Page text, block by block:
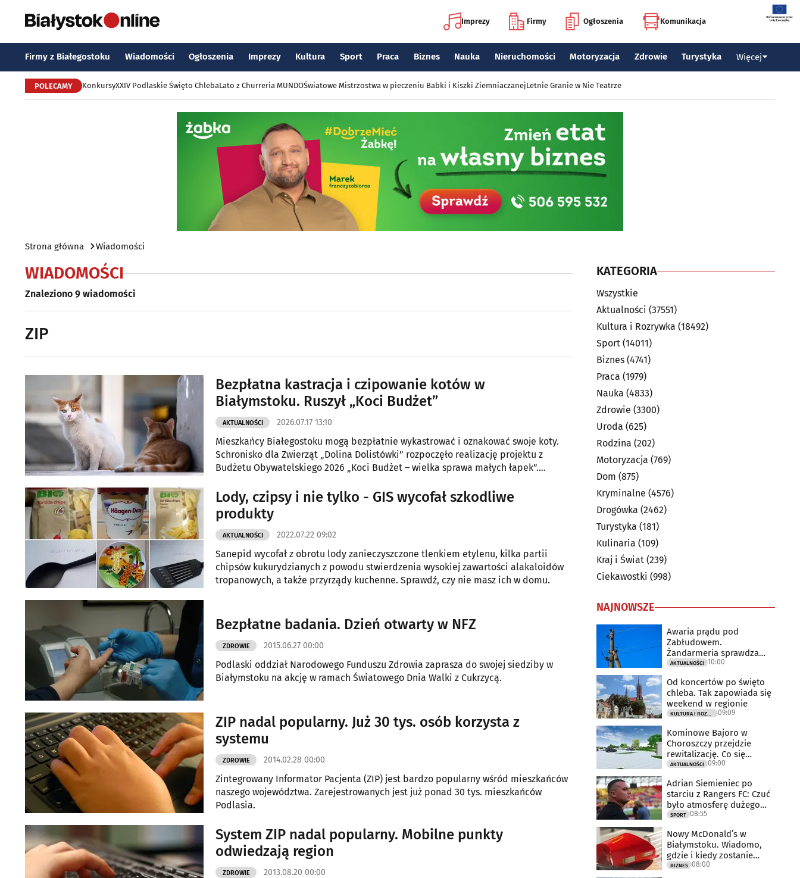
Imprezy Firmy Ogłoszenia Komunikacja
Firmy z Białegostoku Wiadomości Ogłoszenia Imprezy Kultura Sport Praca Biznes Nauka Nieruchomości Motoryzacja Zdrowie Turystyka Więcej
POLECAMY KonkursyXXIV Podlaskie Święto ChlebaLato z Churreria MUNDOŚwiatowe Mistrzostwa w pieczeniu Babki i Kiszki ZiemniaczanejLetnie Granie w Nie Teatrze
Strona główna Wiadomości
WIADOMOŚCI
Znaleziono 9 wiadomości
ZIP
Bezpłatna kastracja i czipowanie kotów w
Białymstoku. Ruszył „Koci Budżet”
AKTUALNOŚCI 2026.07.17 13:10
Mieszkańcy Białegostoku mogą bezpłatnie wykastrować i oznakować swoje koty.
Schronisko dla Zwierząt „Dolina Dolistówki” rozpoczęło realizację projektu z
Budżetu Obywatelskiego 2026 „Koci Budżet – wielka sprawa małych łapek”.
Lody, czipsy i nie tylko - GIS wycofał szkodliwe
produkty
AKTUALNOŚCI 2022.07.22 09:02
Sanepid wycofał z obrotu lody zanieczyszczone tlenkiem etylenu, kilka partii
chipsów kukurydzianych z powodu stwierdzenia wysokiej zawartości alakaloidów
tropanowych, a także przyrządy kuchenne. Sprawdź, czy nie masz ich w domu.
Bezpłatne badania. Dzień otwarty w NFZ
ZDROWIE 2015.06.27 00:00
Podlaski oddział Narodowego Funduszu Zdrowia zaprasza do swojej siedziby w
Białymstoku na akcję w ramach Światowego Dnia Walki z Cukrzycą.
ZIP nadal popularny. Już 30 tys. osób korzysta z
systemu
ZDROWIE 2014.02.28 00:00
Zintegrowany Informator Pacjenta (ZIP) jest bardzo popularny wśród mieszkańców
naszego województwa. Zarejestrowanych jest już ponad 30 tys. mieszkańców
Podlasia.
System ZIP nadal popularny. Mobilne punkty
odwiedzają region
ZDROWIE 2013.08.20 00:00
KATEGORIA
Wszystkie
Aktualności (37551)
Kultura i Rozrywka (18492)
Sport (14011)
Biznes (4741)
Praca (1979)
Nauka (4833)
Zdrowie (3300)
Uroda (625)
Rodzina (202)
Motoryzacja (769)
Dom (875)
Kryminalne (4576)
Drogówka (2462)
Turystyka (181)
Kulinaria (109)
Kraj i Świat (239)
Ciekawostki (998)
NAJNOWSZE
Awaria prądu pod
Zabłudowem.
Żandarmeria sprawdza
udział śmigłowca
AKTUALNOŚCI 10:00
Od koncertów po święto
chleba. Tak zapowiada się
weekend w regionie
09:09
Kominowe Bajoro w
Choroszczy przejdzie
rewitalizację. Co się
zmieni?
AKTUALNOŚCI 09:00
Adrian Siemieniec po
starciu z Rangers FC: Czuć
było atmosferę dużego
meczu
SPORT 08:55
Nowy McDonald’s w
Białymstoku. Wiadomo,
gdzie i kiedy zostanie
otwarty
BIZNES 08:00